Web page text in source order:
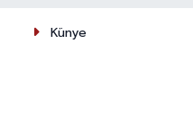
Künye